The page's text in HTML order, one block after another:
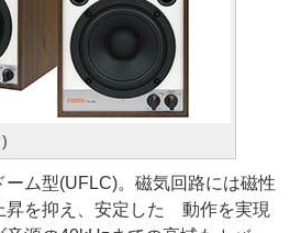
ム型(UFLC)。磁気回路には磁性
昇を抑え、安定した 動作を実現